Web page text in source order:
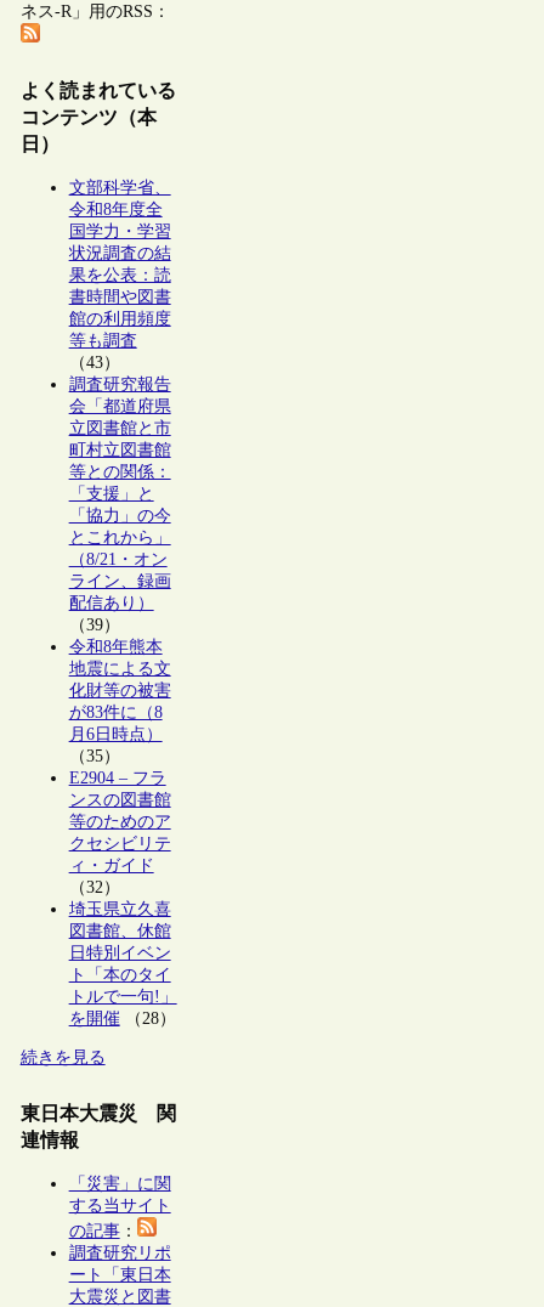
ネス-R」用のRSS：
よく読まれている
コンテンツ（本
日）
文部科学省、
令和8年度全
国学力・学習
状況調査の結
果を公表：読
書時間や図書
館の利用頻度
等も調査
（43）
調査研究報告
会「都道府県
立図書館と市
町村立図書館
等との関係：
「支援」と
「協力」の今
とこれから」
（8/21・オン
ライン、録画
配信あり）
（39）
令和8年熊本
地震による文
化財等の被害
が83件に（8
月6日時点）
（35）
E2904 – フラ
ンスの図書館
等のためのア
クセシビリテ
ィ・ガイド
（32）
埼玉県立久喜
図書館、休館
日特別イベン
ト「本のタイ
トルで一句!」
を開催（28）
続きを見る
東日本大震災 関
連情報
「災害」に関
する当サイト
の記事：
調査研究リポ
ート「東日本
大震災と図書